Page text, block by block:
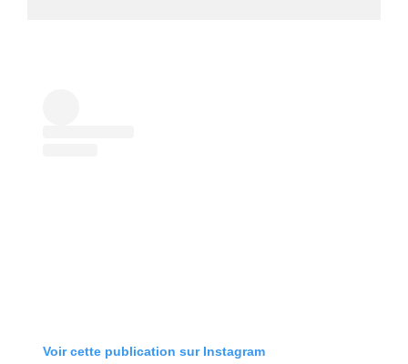
Voir cette publication sur Instagram